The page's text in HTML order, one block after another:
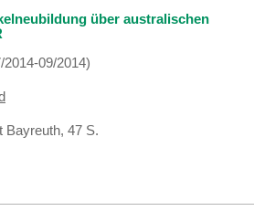
über australischen
2014-09/2014)
Bayreuth, 47 S.